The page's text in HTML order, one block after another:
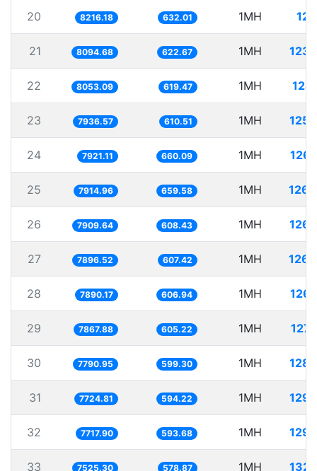
20 8216.18 632.01 1MH
21 8094.68 622.67 1MH
22 8053.09 619.47 1MH
23 7936.57 610.51 1MH
24 7921.11 660.09 1MH
25 7914.96 659.58 1MH
26 7909.64 608.43 1MH
27 7896.52 607.42 1MH
28 7890.17 606.94 1MH
29 7867.88 605.22 1MH
30 7790.95 599.30 1MH
31 7724.81 594.22 1MH
32 7717.90 593.68 1MH
33 7525.30 578.87 1MH